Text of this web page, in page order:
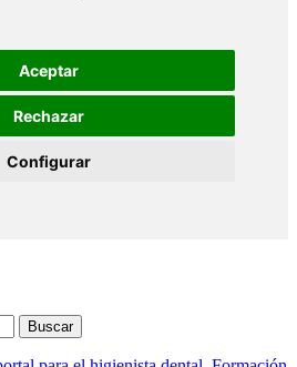
Aceptar
Rechazar
Configurar
Buscar